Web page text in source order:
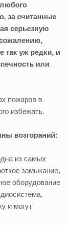
за считанные
серьезную
так уж редки, и
или
пожаров в
избежать.
возгораний:
из самых
замыкание,
оборудование
и могут